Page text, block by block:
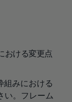
おける変更点
組みにおける
い。フレーム